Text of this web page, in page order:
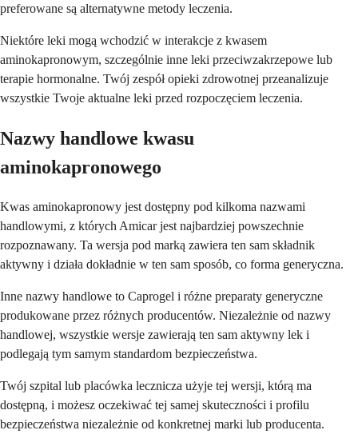
preferowane są alternatywne metody leczenia.
Niektóre leki mogą wchodzić w interakcje z kwasem
aminokapronowym, szczególnie inne leki przeciwzakrzepowe lub
terapie hormonalne. Twój zespół opieki zdrowotnej przeanalizuje
wszystkie Twoje aktualne leki przed rozpoczęciem leczenia.
Nazwy handlowe kwasu
aminokapronowego
Kwas aminokapronowy jest dostępny pod kilkoma nazwami
handlowymi, z których Amicar jest najbardziej powszechnie
rozpoznawany. Ta wersja pod marką zawiera ten sam składnik
aktywny i działa dokładnie w ten sam sposób, co forma generyczna.
Inne nazwy handlowe to Caprogel i różne preparaty generyczne
produkowane przez różnych producentów. Niezależnie od nazwy
handlowej, wszystkie wersje zawierają ten sam aktywny lek i
podlegają tym samym standardom bezpieczeństwa.
Twój szpital lub placówka lecznicza użyje tej wersji, którą ma
dostępną, i możesz oczekiwać tej samej skuteczności i profilu
bezpieczeństwa niezależnie od konkretnej marki lub producenta.